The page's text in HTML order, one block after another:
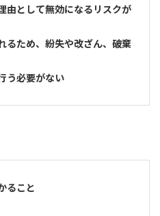
由として無効になるリスクが
るため、紛失や改ざん、破棄
う必要がない
ること